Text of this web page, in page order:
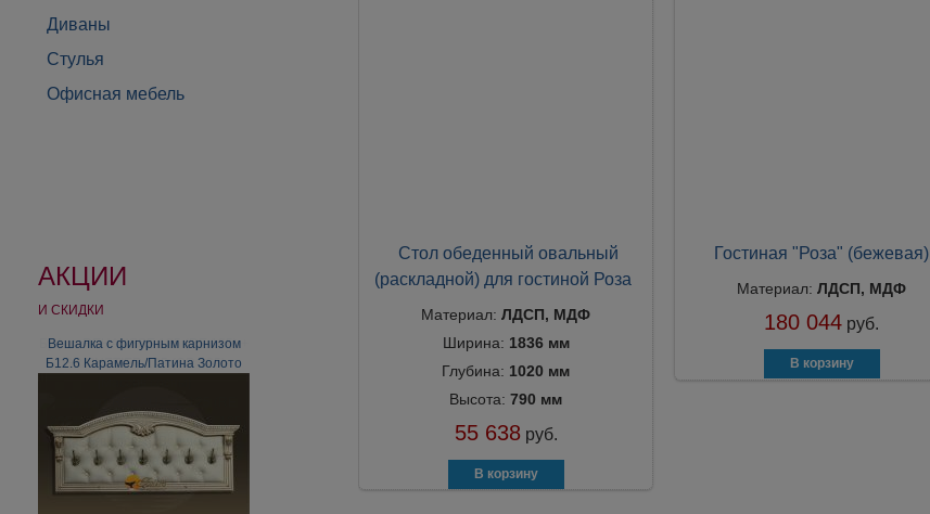
Диваны
Стулья
Офисная мебель
АКЦИИ
И СКИДКИ
Вешалка с фигурным карнизом
Б12.6 Карамель/Патина Золото
Буфет REHAUSSE 125 (RE 125) +
GRAINETIER 125 (GR 125)
68 453 47 888руб.
Стол обеденный овальный
(раскладной) для гостиной Роза
Материал: ЛДСП, МДФ
Ширина: 1836 мм
Глубина: 1020 мм
Высота: 790 мм
55 638 руб.
Гостиная "Роза" (бежевая)
Материал: ЛДСП, МДФ
180 044 руб.